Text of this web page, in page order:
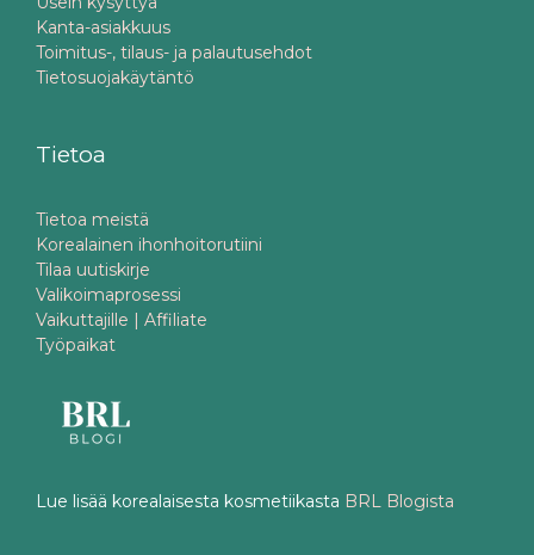
Kanta-asiakkuus
Toimitus-, tilaus- ja palautusehdot
Tietosuojakäytäntö
Tietoa
Tietoa meistä
Korealainen ihonhoitorutiini
Tilaa uutiskirje
Valikoimaprosessi
Vaikuttajille | Affiliate
Työpaikat
Lue lisää korealaisesta kosmetiikasta BRL Blogista